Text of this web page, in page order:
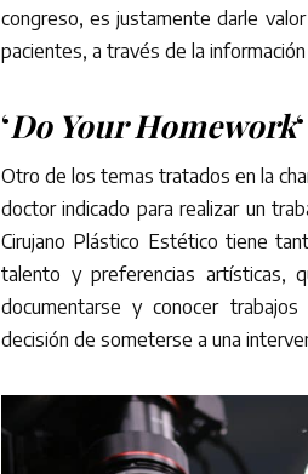
congreso, es justamente darle
pacientes, a través de la
‘Do Your Homework‘
Otro de los temas tratados en la
doctor indicado para realizar un
Cirujano Plástico Estético tiene
talento y preferencias artísticas,
documentarse y conocer
decisión de someterse a una